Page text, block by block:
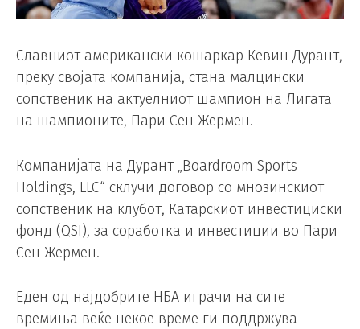
Славниот американски кошаркар Кевин Дурант,
преку својата компанија, стана малцински
сопственик на актуелниот шампион на Лигата
на шампионите, Пари Сен Жермен.
Компанијата на Дурант „Boardroom Sports
Holdings, LLC“ склучи договор со мнозинскиот
сопственик на клубот, Катарскиот инвестициски
фонд (QSI), за соработка и инвестиции во Пари
Сен Жермен.
Еден од најдобрите НБА играчи на сите
времиња веќе некое време ги поддржува